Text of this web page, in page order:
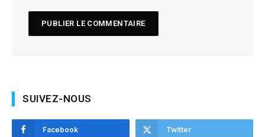
SUIVEZ-NOUS
Facebook Twitter